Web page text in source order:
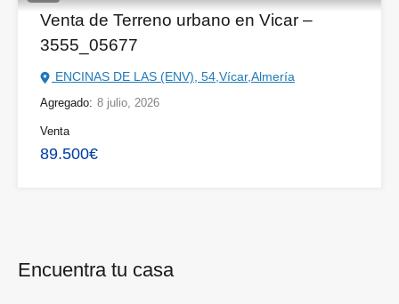
Venta de Terreno urbano en Vicar –
3555_05677
ENCINAS DE LAS (ENV), 54,Vícar,Almería
Agregado: 8 julio, 2026
Venta
89.500€
Encuentra tu casa